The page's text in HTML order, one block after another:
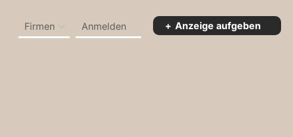
Firmen Anmelden Anzeige aufgeben